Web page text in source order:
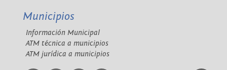
Municipios
Información Municipal
ATM técnica a municipios
ATM jurídica a municipios